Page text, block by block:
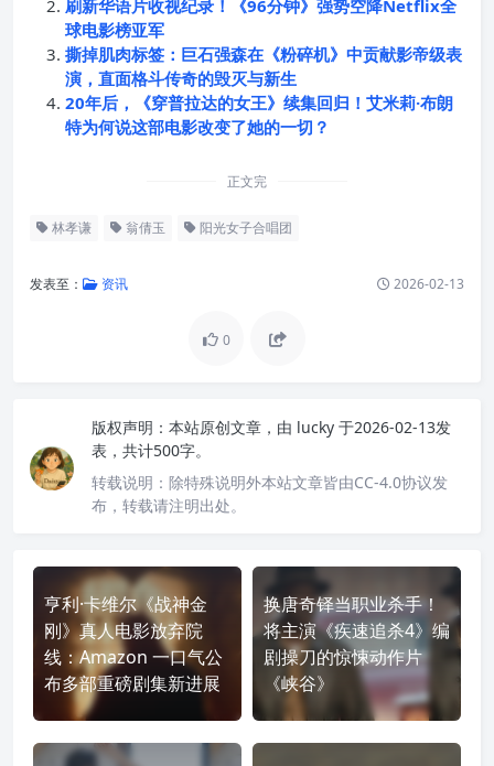
刷新华语片收视纪录！《96分钟》强势空降Netflix全
球电影榜亚军
撕掉肌肉标签：巨石强森在《粉碎机》中贡献影帝级表
演，直面格斗传奇的毁灭与新生
20年后，《穿普拉达的女王》续集回归！艾米莉·布朗
特为何说这部电影改变了她的一切？
正文完
林孝谦 翁倩玉 阳光女子合唱团
发表至： 资讯 2026-02-13
0
版权声明： 本站原创文章，由 lucky 于2026-02-13发
表，共计500字。
转载说明： 除特殊说明外本站文章皆由CC-4.0协议发
布，转载请注明出处。
亨利·卡维尔《战神金
刚》真人电影放弃院
线：Amazon 一口气公
布多部重磅剧集新进展
换唐奇铎当职业杀手！
将主演《疾速追杀4》编
剧操刀的惊悚动作片
《峡谷》